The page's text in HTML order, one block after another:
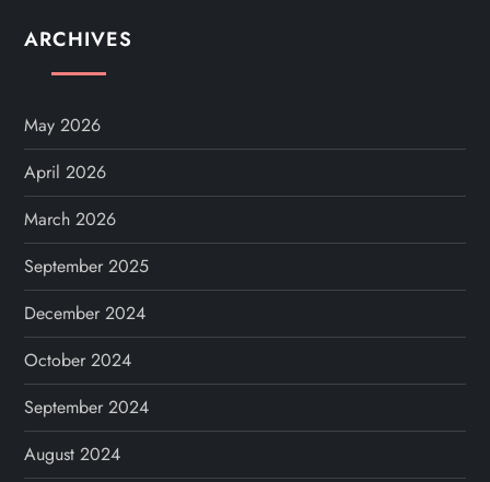
ARCHIVES
May 2026
April 2026
March 2026
September 2025
December 2024
October 2024
September 2024
August 2024